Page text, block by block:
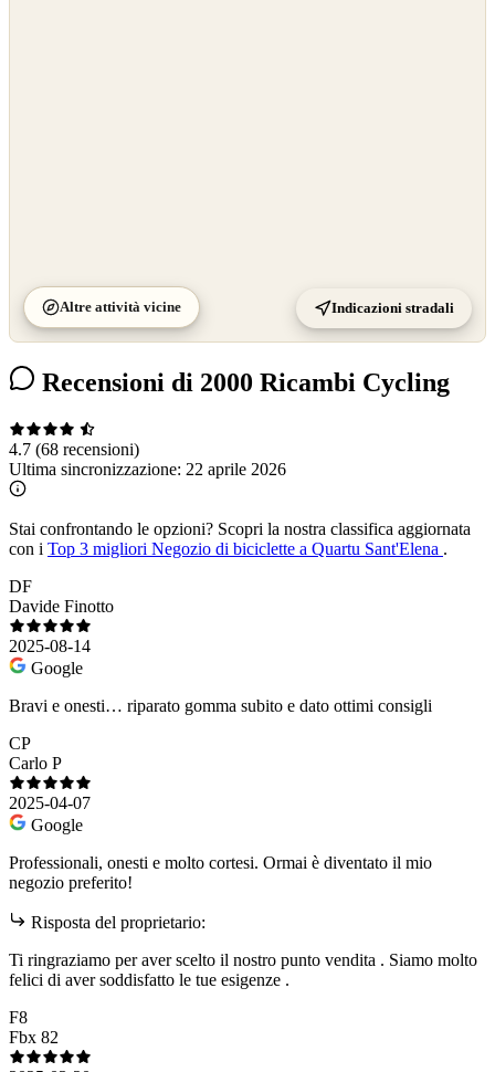
Altre attività vicine Indicazioni stradali
Recensioni di 2000 Ricambi Cycling
4.7 (68 recensioni)
Ultima sincronizzazione: 22 aprile 2026
Stai confrontando le opzioni? Scopri la nostra classifica aggiornata
con i Top 3 migliori Negozio di biciclette a Quartu Sant'Elena .
DF
Davide Finotto
2025-08-14
Google
Bravi e onesti… riparato gomma subito e dato ottimi consigli
CP
Carlo P
2025-04-07
Google
Professionali, onesti e molto cortesi. Ormai è diventato il mio
negozio preferito!
Risposta del proprietario:
Ti ringraziamo per aver scelto il nostro punto vendita . Siamo molto
felici di aver soddisfatto le tue esigenze .
F8
Fbx 82